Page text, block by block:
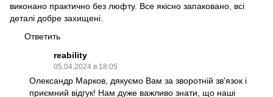
виконано практично без люфту. Все якісно запаковано, всі
деталі добре захищені.
Ответить
reability
05.04.2024 в 18:05
Олександр Марков, дякуємо Вам за зворотній зв'язок і
приємний відгук! Нам дуже важливо знати, що наші